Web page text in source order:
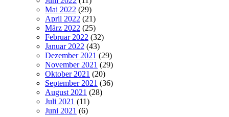
Mai 2022 (29)
April 2022 (21)
März 2022 (25)
Februar 2022 (32)
Januar 2022 (43)
Dezember 2021 (29)
November 2021 (29)
Oktober 2021 (20)
September 2021 (36)
August 2021 (28)
Juli 2021 (11)
Juni 2021 (6)